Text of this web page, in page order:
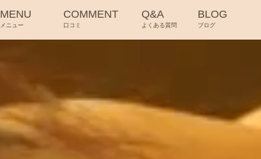
MENU
メニュー
COMMENT
口コミ
Q&A
よくある質問
BLOG
ブログ